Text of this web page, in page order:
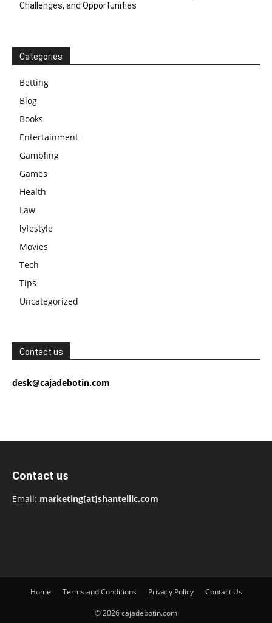
Challenges, and Opportunities
Categories
Betting
Blog
Books
Entertainment
Gambling
Games
Health
Law
lyfestyle
Movies
Tech
Tips
Uncategorized
Contact us
desk@cajadebotin.com
Contact us
Email: marketing[at]shantelllc.com
Home Terms and Conditions Privacy Policy Contact Us
© 2026 cajadebotin.com